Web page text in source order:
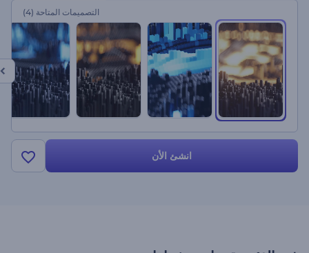
التصميمات المتاحة (4)
انشئ الأن